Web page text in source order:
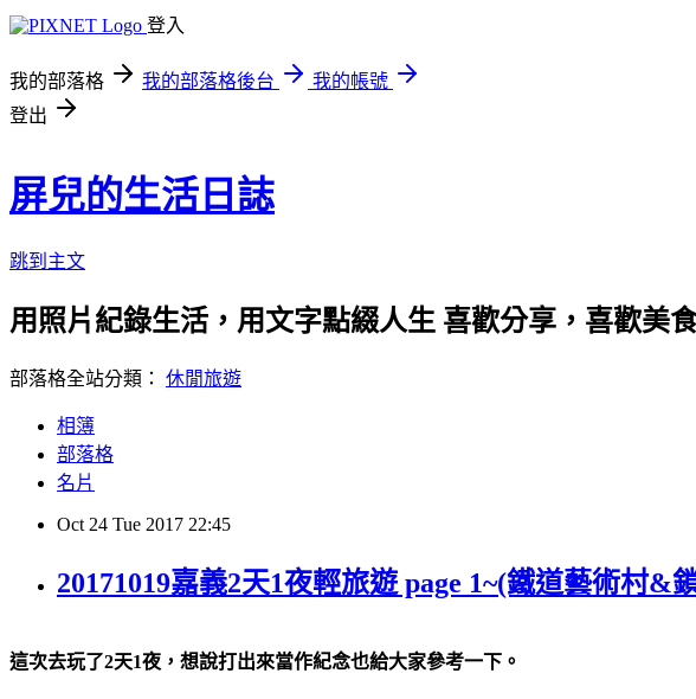
登入
我的部落格 我的部落格後台
我的帳號
登出
屏兒的生活日誌
跳到主文
用照片紀錄生活，用文字點綴人生 喜歡分享，喜歡美
部落格全站分類： 休閒旅遊
相簿
部落格
名片
Oct 24 Tue 2017 22:45
20171019嘉義2天1夜輕旅遊 page 1~(鐵道藝術村
這次去玩了2天1夜，想說打出來當作紀念也給大家參考一下。